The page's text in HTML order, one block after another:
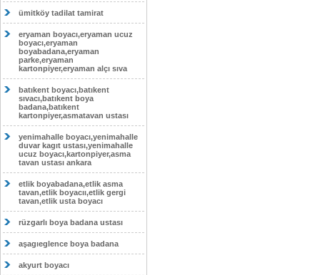
ümitköy tadilat tamirat
eryaman boyacı,eryaman ucuz
boyacı,eryaman
boyabadana,eryaman
parke,eryaman
kartonpiyer,eryaman alçı sıva
batıkent boyacı,batıkent
sıvacı,batıkent boya
badana,batıkent
kartonpiyer,asmatavan ustası
yenimahalle boyacı,yenimahalle
duvar kagıt ustası,yenimahalle
ucuz boyacı,kartonpiyer,asma
tavan ustası ankara
etlik boyabadana,etlik asma
tavan,etlik boyacıı,etlik gergi
tavan,etlik usta boyacı
rüzgarlı boya badana ustası
aşagıeglence boya badana
akyurt boyacı